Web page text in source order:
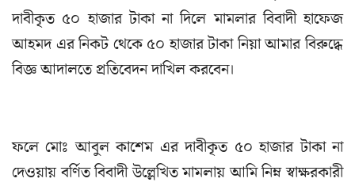
দাবীকৃত ৫০ হাজার টাকা না দিলে মামলার বিবাদী হাফেজ
আহমদ এর নিকট থেকে ৫০ হাজার টাকা নিয়া আমার বিরুদ্ধে
বিজ্ঞ আদালতে প্রতিবেদন দাখিল করবেন।
ফলে মোঃ আবুল কাশেম এর দাবীকৃত ৫০ হাজার টাকা না
দেওয়ায় বর্ণিত বিবাদী উল্লেখিত মামলায় আমি নিম্ন স্বাক্ষরকারী